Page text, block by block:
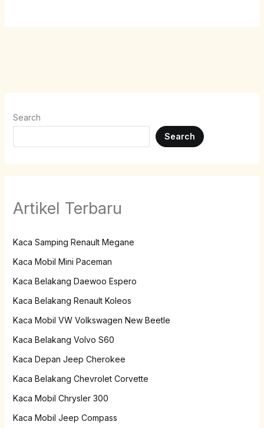
Search
Search
Artikel Terbaru
Kaca Samping Renault Megane
Kaca Mobil Mini Paceman
Kaca Belakang Daewoo Espero
Kaca Belakang Renault Koleos
Kaca Mobil VW Volkswagen New Beetle
Kaca Belakang Volvo S60
Kaca Depan Jeep Cherokee
Kaca Belakang Chevrolet Corvette
Kaca Mobil Chrysler 300
Kaca Mobil Jeep Compass